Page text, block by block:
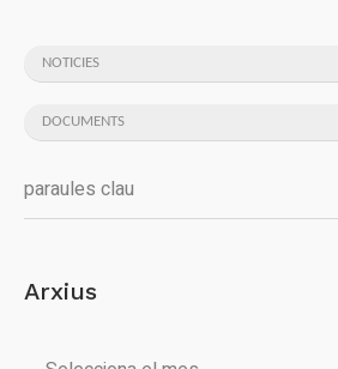
NOTICIES
DOCUMENTS
Arxius